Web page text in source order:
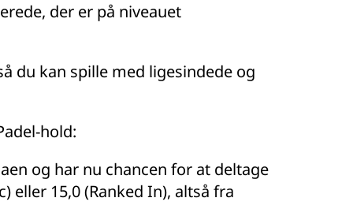
der er på niveauet
du kan spille med ligesindede og
hold:
og har nu chancen for at deltage
eller 15,0 (Ranked In), altså fra